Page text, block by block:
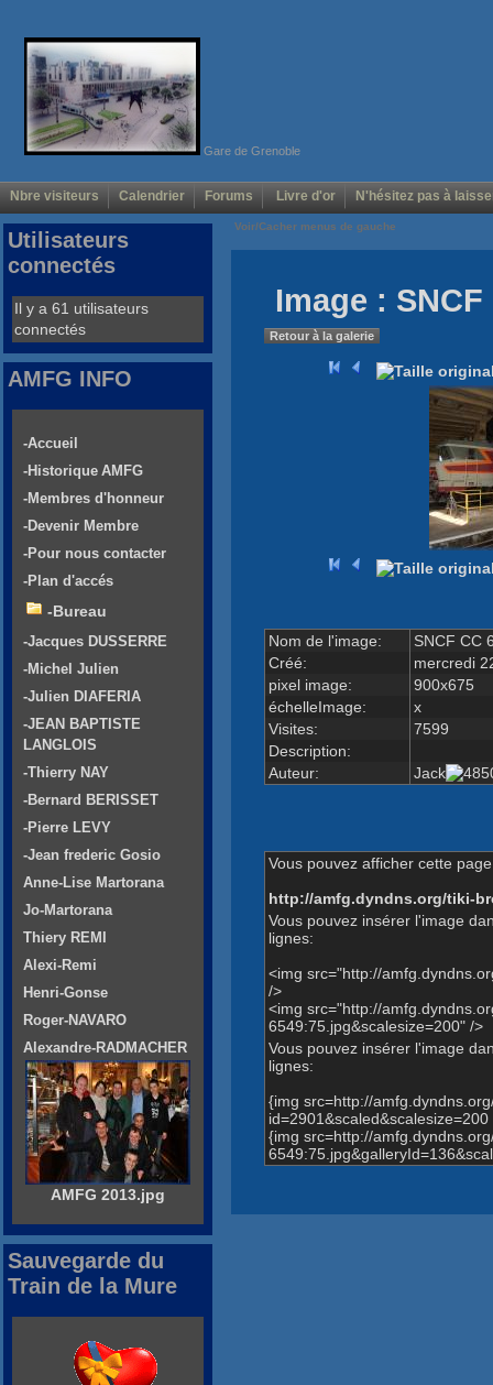
Gare de Grenoble
Nbre visiteurs Calendrier Forums Livre d'or N'hésitez pas à
Voir/Cacher menus de gauche
Image :
Retour à la galerie
Nom de l'image:
SNCF CC
Créé:
mercredi
pixel image:
900x675
échelleImage:
x
Visites:
7599
Description:
Auteur:
Jack
Vous pouvez afficher cette
http://amfg.dyndns.org/tiki-
Vous pouvez insérer l'image
lignes:
<img src="http://
/>
<img src="http://
6549:75.jpg&scalesize=200" />
Vous pouvez insérer l'image
lignes:
{img src=http://
id=2901&scaled&scalesize=200
{img src=http://
Utilisateurs
connectés
Il y a 61 utilisateurs
connectés
AMFG INFO
-Accueil
-Historique AMFG
-Membres d'honneur
-Devenir Membre
-Pour nous contacter
-Plan d'accés
-Bureau
-Jacques DUSSERRE
-Michel Julien
-Julien DIAFERIA
-JEAN BAPTISTE
LANGLOIS
-Thierry NAY
-Bernard BERISSET
-Pierre LEVY
-Jean frederic Gosio
Anne-Lise Martorana
Jo-Martorana
Thiery REMI
Alexi-Remi
Henri-Gonse
Roger-NAVARO
Alexandre-RADMACHER
AMFG 2013.jpg
Sauvegarde du
Train de la Mure